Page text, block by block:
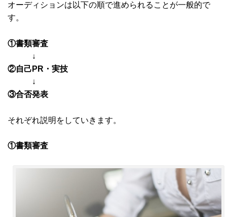
オーディションは以下の順で進められることが一般的で
す。
①書類審査
↓
②自己PR・実技
↓
③合否発表
それぞれ説明をしていきます。
①書類審査